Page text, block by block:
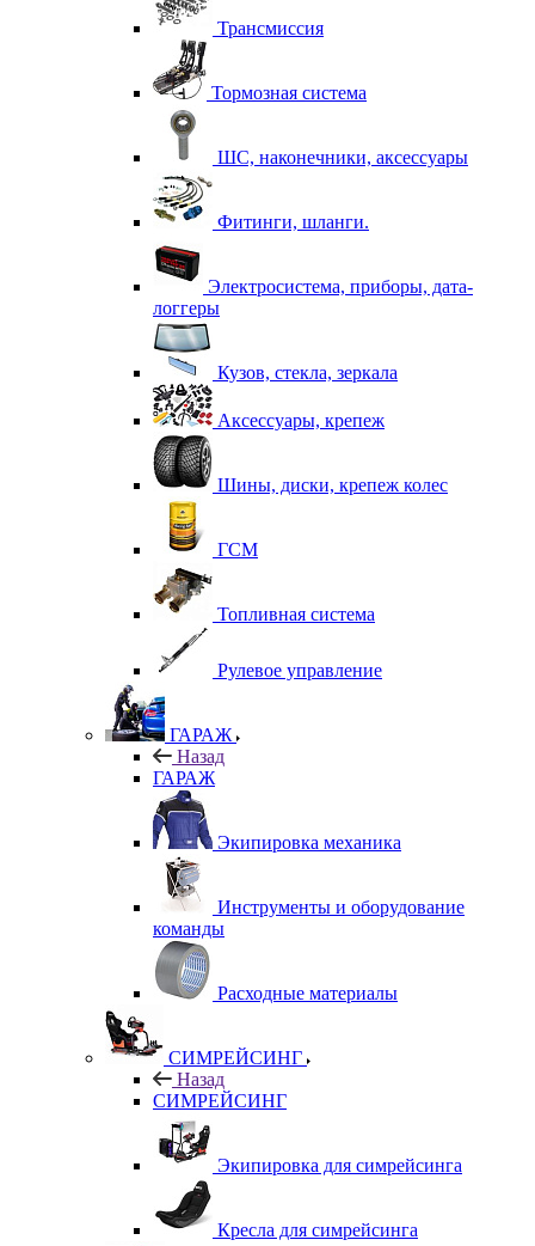
Трансмиссия
Тормозная система
ШС, наконечники, аксессуары
Фитинги, шланги.
Электросистема, приборы, дата-
логгеры
Кузов, стекла, зеркала
Аксессуары, крепеж
Шины, диски, крепеж колес
ГСМ
Топливная система
Рулевое управление
ГАРАЖ
Назад
ГАРАЖ
Экипировка механика
Инструменты и оборудование
команды
Расходные материалы
СИМРЕЙСИНГ
Назад
СИМРЕЙСИНГ
Экипировка для симрейсинга
Кресла для симрейсинга